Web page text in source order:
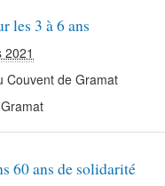
les 3 à 6 ans
2021
Couvent de Gramat
60 ans de solidarité